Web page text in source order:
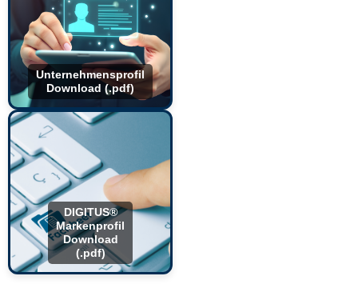
Unternehmensprofil
Download (.pdf)
DIGITUS®
Markenprofil
Download
(.pdf)